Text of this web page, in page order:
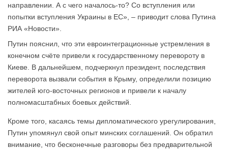
направлении. А с чего началось-то? Со вступления или
попытки вступления Украины в ЕС», – приводит слова Путина
РИА «Новости».
Путин пояснил, что эти евроинтеграционные устремления в
конечном счёте привели к государственному перевороту в
Киеве. В дальнейшем, подчеркнул президент, последствия
переворота вызвали события в Крыму, определили позицию
жителей юго-восточных регионов и привели к началу
полномасштабных боевых действий.
Кроме того, касаясь темы дипломатического урегулирования,
Путин упомянул свой опыт минских соглашений. Он обратил
внимание, что бесконечные разговоры без предварительной